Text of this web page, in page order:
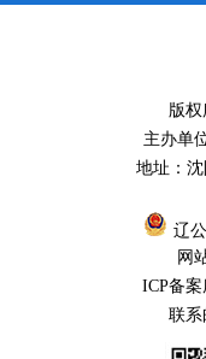
习及答题活动。全
容进行了深入的学
与做好当前各项工
项工作任务扎实有
二、主动公开
全年主动公开政府
政府公报、政府网
三、重点领域
版
主办单
地址：
辽
网
ICP备案
联系